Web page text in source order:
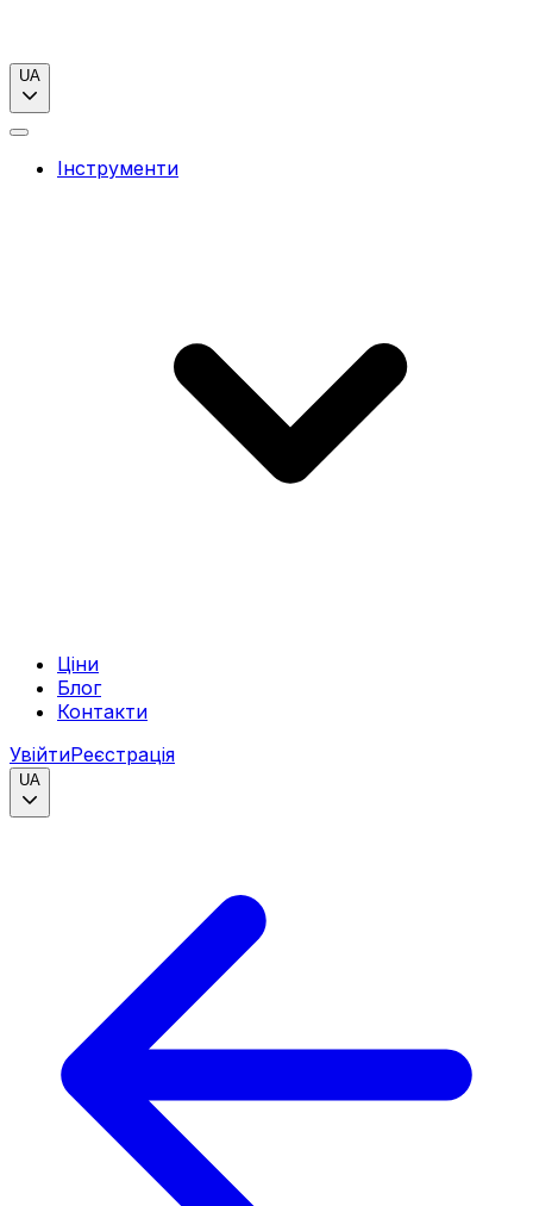
UA
Інструменти
Ціни
Блог
Контакти
УвійтиРеєстрація
UA